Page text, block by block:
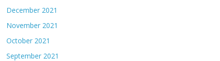
December 2021
November 2021
October 2021
September 2021